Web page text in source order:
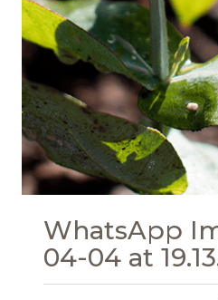
WhatsApp
04-04 at